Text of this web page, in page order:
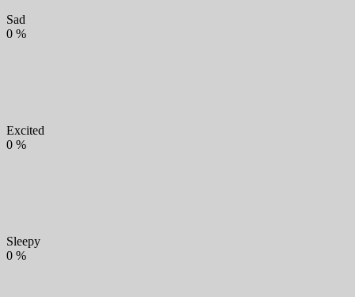
Sad
0 %
Excited
0 %
Sleepy
0 %